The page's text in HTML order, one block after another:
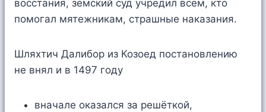
восстания, земский суд учредил всем, кто
помогал мятежникам, страшные наказания.
Шляхтич Далибор из Козоед постановлению
не внял и в 1497 году
вначале оказался за решёткой,